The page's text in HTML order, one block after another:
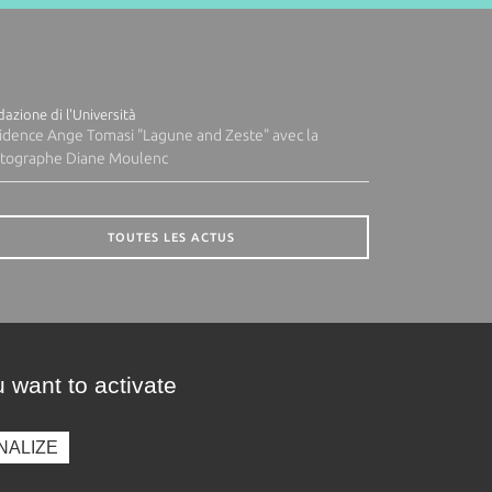
di l'Università
Ange Tomasi "Lagune and Zeste" avec la
Diane Moulenc
TOUTES LES ACTUS
want to activate